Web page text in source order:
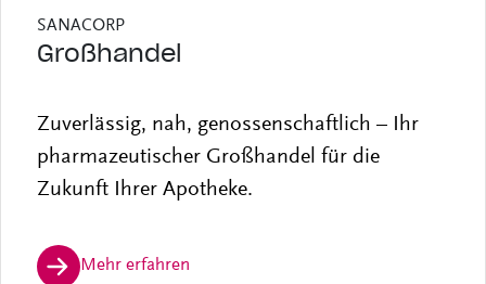
SANACORP
Großhandel
Zuverlässig, nah, genossenschaftlich – Ihr
pharmazeutischer Großhandel für die
Zukunft Ihrer Apotheke.
Mehr erfahren